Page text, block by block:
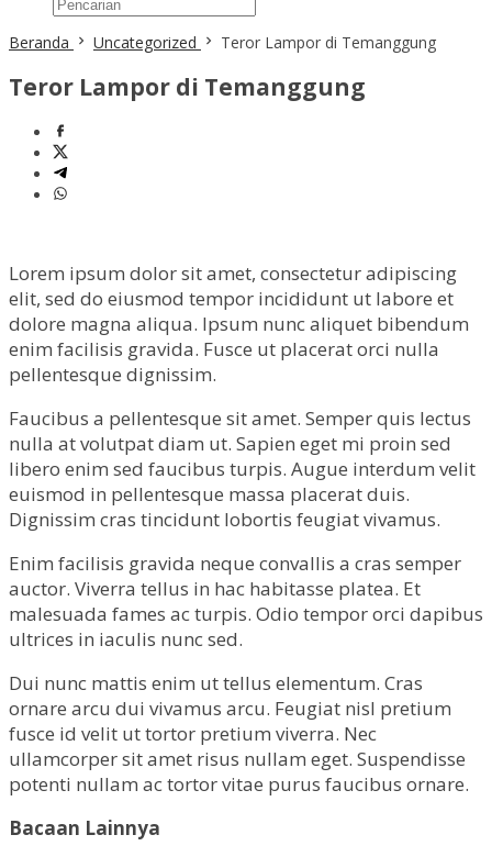
Beranda Uncategorized Teror Lampor di Temanggung
Teror Lampor di Temanggung
Lorem ipsum dolor sit amet, consectetur adipiscing
elit, sed do eiusmod tempor incididunt ut labore et
dolore magna aliqua. Ipsum nunc aliquet bibendum
enim facilisis gravida. Fusce ut placerat orci nulla
pellentesque dignissim.
Faucibus a pellentesque sit amet. Semper quis lectus
nulla at volutpat diam ut. Sapien eget mi proin sed
libero enim sed faucibus turpis. Augue interdum velit
euismod in pellentesque massa placerat duis.
Dignissim cras tincidunt lobortis feugiat vivamus.
Enim facilisis gravida neque convallis a cras semper
auctor. Viverra tellus in hac habitasse platea. Et
malesuada fames ac turpis. Odio tempor orci dapibus
ultrices in iaculis nunc sed.
Dui nunc mattis enim ut tellus elementum. Cras
ornare arcu dui vivamus arcu. Feugiat nisl pretium
fusce id velit ut tortor pretium viverra. Nec
ullamcorper sit amet risus nullam eget. Suspendisse
potenti nullam ac tortor vitae purus faucibus ornare.
Bacaan Lainnya